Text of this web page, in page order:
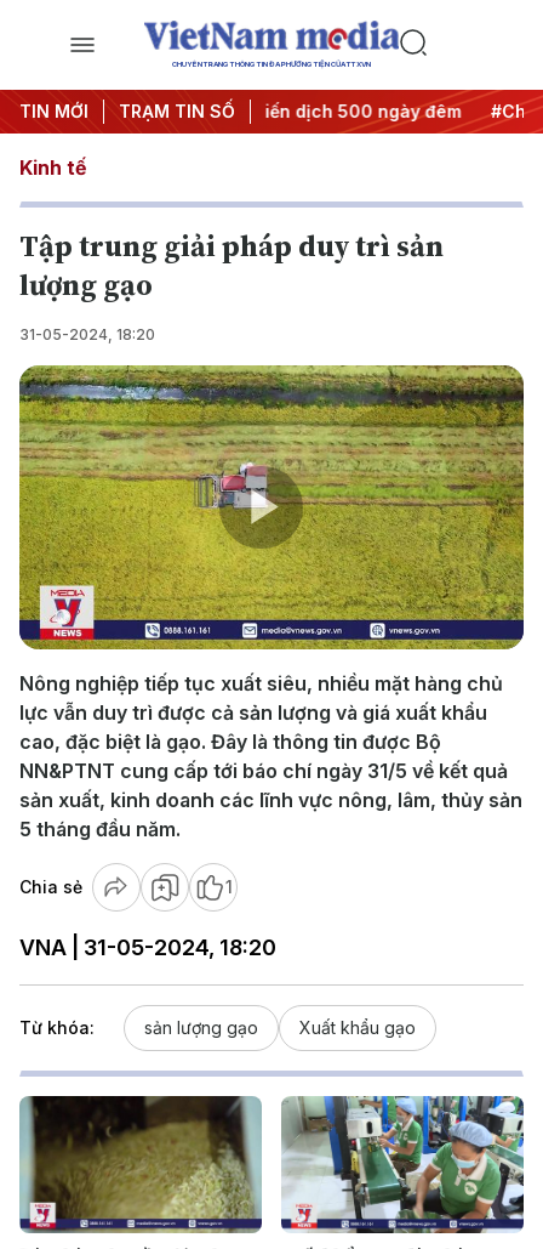
CHUYÊN TRANG THÔNG TIN ĐA PHƯƠNG TIỆN CỦA TTXVN
TIN MỚI TRẠM TIN SỐ
hành động #Chiến dịch 500 ngày đêm #Chống khai
Kinh tế
Tập trung giải pháp duy trì sản
lượng gạo
31-05-2024, 18:20
Play
Video
Nông nghiệp tiếp tục xuất siêu, nhiều mặt hàng chủ
lực vẫn duy trì được cả sản lượng và giá xuất khẩu
cao, đặc biệt là gạo. Đây là thông tin được Bộ
NN&PTNT cung cấp tới báo chí ngày 31/5 về kết quả
sản xuất, kinh doanh các lĩnh vực nông, lâm, thủy sản
5 tháng đầu năm.
Chia sẻ 1
VNA | 31-05-2024, 18:20
Từ khóa: sản lượng gạo Xuất khẩu gạo